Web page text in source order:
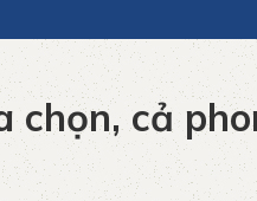
chọn, cả